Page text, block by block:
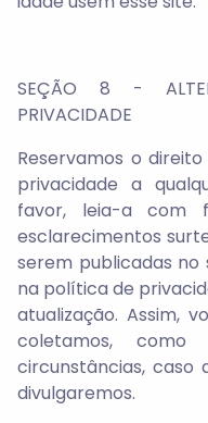
SEÇÃO 8 -
PRIVACIDADE
Reservamos o
privacidade a
favor, leia-a com
esclarecimentos
serem publicadas no
na política de
atualização. Assim,
coletamos,
circunstâncias, caso
divulgaremos.